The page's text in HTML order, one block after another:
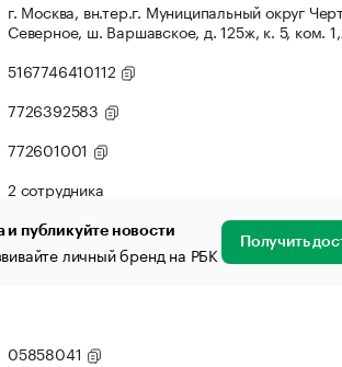
г. Москва, вн.тер.г. Муниципальный округ
Северное, ш. Варшавское, д. 125ж, к. 5, ком.
5167746410112
7726392583
772601001
2 сотрудника
и публикуйте новости
личный бренд на РБК Получить
05858041